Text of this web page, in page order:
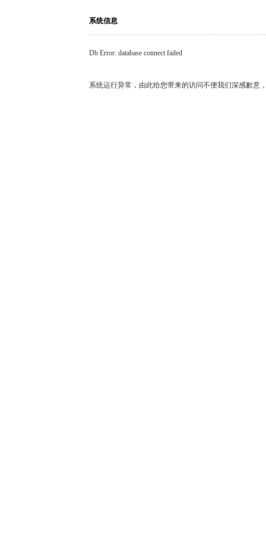
系统信息
Db Error: database connect failed
系统运行异常，由此给您带来的访问不便我们深感歉意